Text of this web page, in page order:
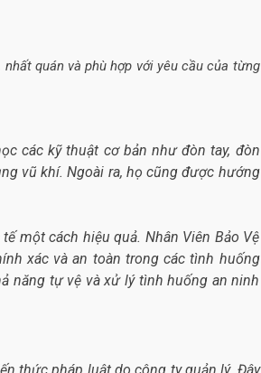
quán và phù hợp với yêu cầu của từng
các kỹ thuật cơ bản như đòn tay, đòn
vũ khí. Ngoài ra, họ cũng được hướng
một cách hiệu quả. Nhân Viên Bảo Vệ
xác và an toàn trong các tình huống
năng tự vệ và xử lý tình huống an ninh
thức pháp luật do công ty quản lý. Đây